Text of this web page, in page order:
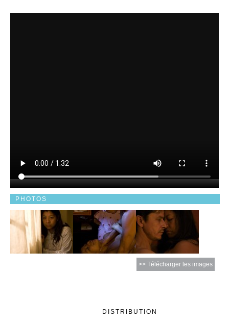
PHOTOS
>> Télécharger les images
DISTRIBUTION